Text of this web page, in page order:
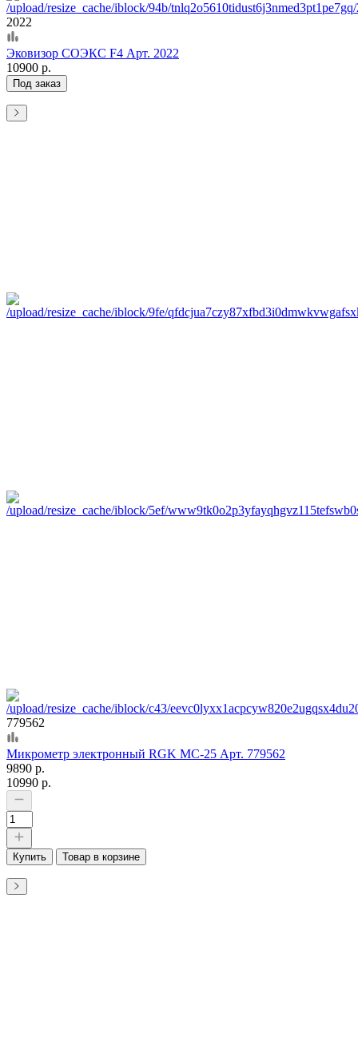
2022
Эковизор СОЭКС F4 Арт. 2022
10900 р.
Под заказ
779562
Микрометр электронный RGK MC-25 Арт. 779562
9890 р.
10990 р.
Купить Товар в корзине